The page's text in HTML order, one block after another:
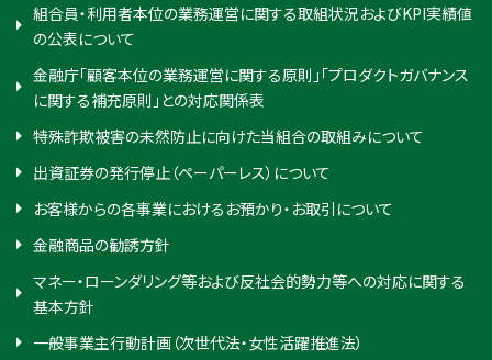
組合員・利用者本位の業務運営に関する取組状況およびKPI実績値
の公表について
金融庁「顧客本位の業務運営に関する原則」「プロダクトガバナンス
に関する補充原則」との対応関係表
特殊詐欺被害の未然防止に向けた当組合の取組みについて
出資証券の発行停止（ペーパーレス）について
お客様からの各事業におけるお預かり・お取引について
金融商品の勧誘方針
マネー・ローンダリング等および反社会的勢力等への対応に関する
基本方針
一般事業主行動計画（次世代法・女性活躍推進法）